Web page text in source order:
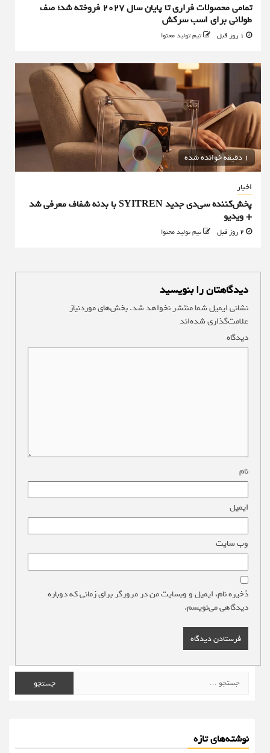
تمامی محصولات فراری تا پایان سال ۲۰۲۷ فروخته شد؛ صف
طولانی برای اسب سرکش
تیم تولید محتوا
1 دقیقه خوانده شده
اخبار
پخش‌کننده سی‌دی جدید SYITREN با بدنه شفاف معرفی شد
+ ویدیو
تیم تولید محتوا
دیدگاهتان را بنویسید
نشانی ایمیل شما منتشر نخواهد شد.بخش‌های موردنیاز
علامت‌گذاری شده‌اند
دیدگاه
نام
ایمیل
وب‌ سایت
ذخیره نام، ایمیل و وبسایت من در مرورگر برای زمانی که دوباره
دیدگاهی می‌نویسم.
برای:
نوشته‌های تازه